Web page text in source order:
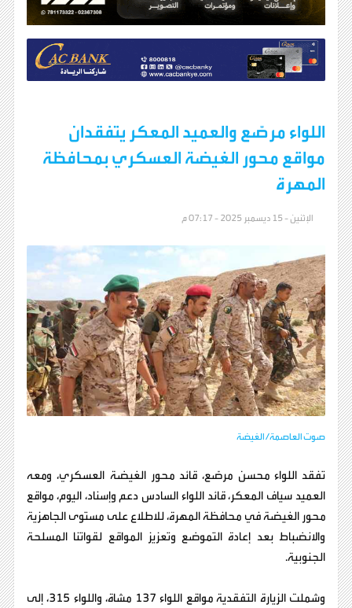
اللواء مرصّع والعميد المعكر يتفقدان
مواقع محور الغيضة العسكري بمحافظة
المهرة
الإثنين - 15 ديسمبر 2025 - 07:17 م
صوت العاصمة/ الغيضة
تفقد اللواء محسن مرصّع، قائد محور الغيضة العسكري، ومعه
العميد سياف المعكر، قائد اللواء السادس دعم وإسناد، اليوم، مواقع
محور الغيضة في محافظة المهرة، للاطلاع على مستوى الجاهزية
والانضباط بعد إعادة التموضع وتعزيز المواقع لقواتنا المسلحة
الجنوبية.
وشملت الزيارة التفقدية مواقع اللواء 137 مشاة، واللواء 315، إلى